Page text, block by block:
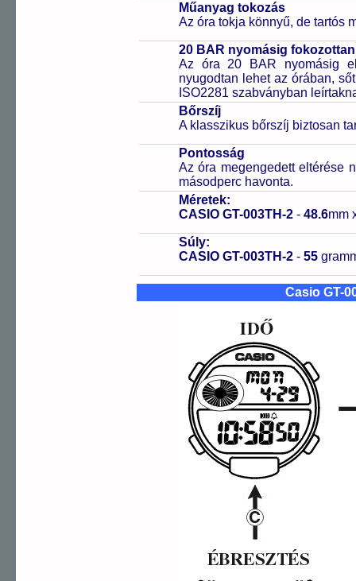
Műanyag tokozás
Az óra tokja könnyű, de tartós
20 BAR nyomásig
Az óra 20 BAR nyomásig
nyugodtan lehet az órában,
ISO2281 szabványban
Bőrszíj
A klasszikus bőrszíj biztosan
Pontosság
Az óra megengedett eltérése
másodperc havonta.
Méretek:
CASIO GT-003TH-2 - 48.6mm
Súly:
CASIO GT-003TH-2 - 55
Casio GT-